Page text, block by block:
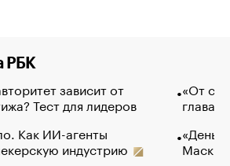
РБК
зависит от
Тест для лидеров
Как ИИ-агенты
индустрию
«От
глава
Маск в